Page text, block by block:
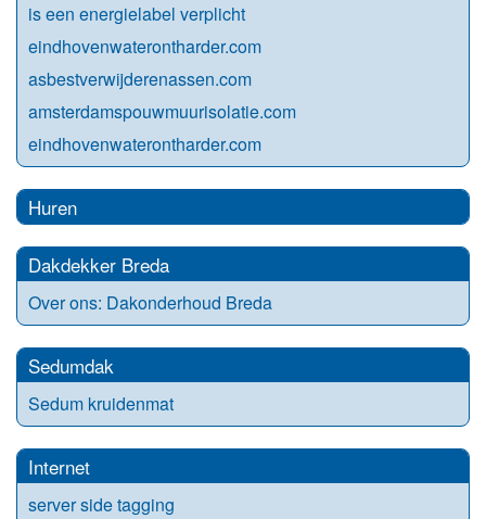
is een energielabel verplicht
eindhovenwaterontharder.com
asbestverwijderenassen.com
amsterdamspouwmuurisolatie.com
eindhovenwaterontharder.com
Huren
Dakdekker Breda
Over ons: Dakonderhoud Breda
Sedumdak
Sedum kruidenmat
Internet
server side tagging